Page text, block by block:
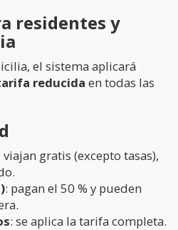
residentes y
el sistema aplicará
reducida en todas las
viajan gratis (excepto tasas),
: pagan el 50 % y pueden
: se aplica la tarifa completa.